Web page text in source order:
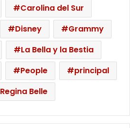
Carolina del Sur
Disney
Grammy
La Bella y la Bestia
People
principal
Regina Belle